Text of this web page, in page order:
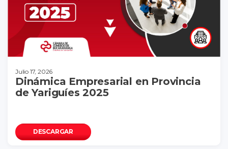
Julio 17, 2026
Dinámica Empresarial en Provincia
de Yariguíes 2025
DESCARGAR